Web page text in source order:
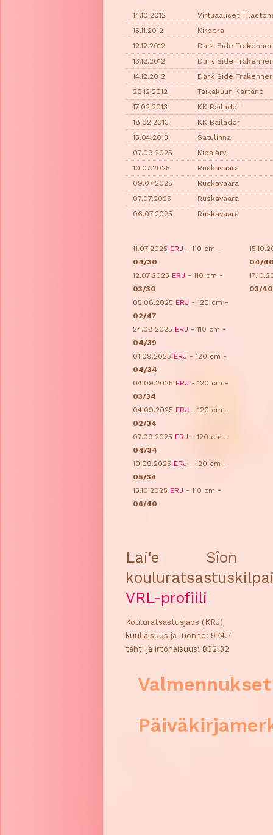
14.10.2012
Virtuaaliset
15.11.2012
Kirbera
12.12.2012
Dark Side
13.12.2012
Dark Side
14.12.2012
Dark Side
20.12.2012
Taikakuun Kartano
17.02.2013
KK Bailador
18.02.2013
KK Bailador
15.04.2013
Satulinna
07.09.2025
Kipajärvi
10.07.2025
Ruskavaara
09.07.2025
Ruskavaara
07.07.2025
Ruskavaara
06.07.2025
Ruskavaara
11.07.2025 ERJ - 110 cm -
04/30
12.07.2025 ERJ - 110 cm -
03/30
05.08.2025 ERJ - 120 cm -
02/47
24.08.2025 ERJ - 110 cm -
04/39
01.09.2025 ERJ - 120 cm -
04/34
04.09.2025 ERJ - 120 cm -
03/34
04.09.2025 ERJ - 120 cm -
02/34
07.09.2025 ERJ - 120 cm -
04/34
10.09.2025 ERJ - 120 cm -
05/34
15.10.2025 ERJ - 110 cm -
06/40
04/
03/40
Lai'e Sîon
VRL-profiili
Kouluratsastusjaos (KRJ)
kuuliaisuus ja luonne: 974.7
tahti ja irtonaisuus: 832.32
Valmennukset